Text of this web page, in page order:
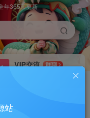
年365天更新
VIP交流
群聊
研究探讨更多创业项目路子。
站